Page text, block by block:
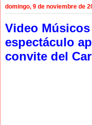
domingo, 9 de noviembre de
Video
espectáculo
convite del